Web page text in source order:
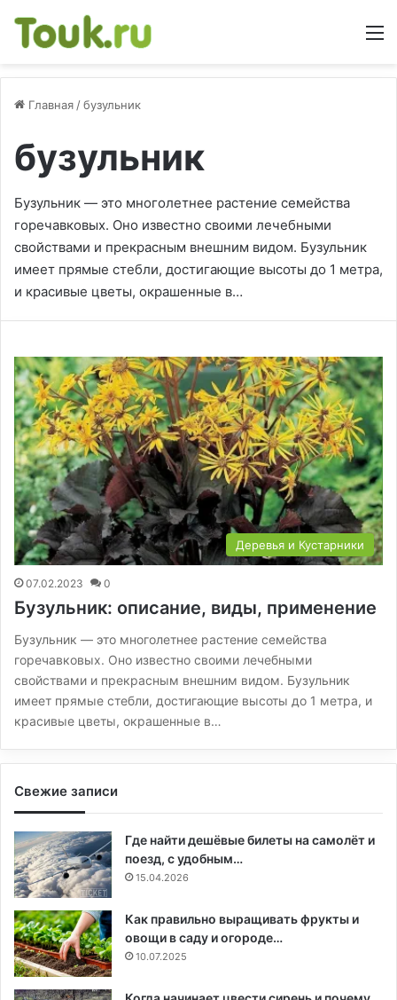
Главная /бузульник
бузульник
Бузульник — это многолетнее растение семейства
горечавковых. Оно известно своими лечебными
свойствами и прекрасным внешним видом. Бузульник
имеет прямые стебли, достигающие высоты до 1 метра,
и красивые цветы, окрашенные в…
Деревья и Кустарники
07.02.2023 0
Бузульник: описание, виды, применение
Бузульник — это многолетнее растение семейства
горечавковых. Оно известно своими лечебными
свойствами и прекрасным внешним видом. Бузульник
имеет прямые стебли, достигающие высоты до 1 метра, и
красивые цветы, окрашенные в…
Свежие записи
Где найти дешёвые билеты на самолёт и
поезд, с удобным…
15.04.2026
Как правильно выращивать фрукты и
овощи в саду и огороде…
10.07.2025